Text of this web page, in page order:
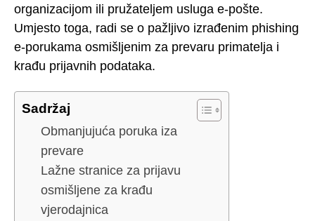
organizacijom ili pružateljem usluga e-pošte.
Umjesto toga, radi se o pažljivo izrađenim phishing
e-porukama osmišljenim za prevaru primatelja i
krađu prijavnih podataka.
Sadržaj
Obmanjujuća poruka iza
prevare
Lažne stranice za prijavu
osmišljene za krađu
vjerodajnica